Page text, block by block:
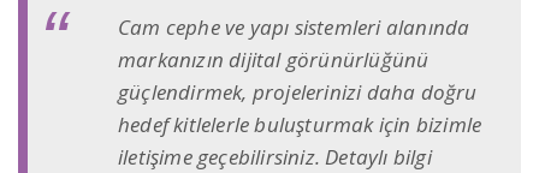
Cam cephe ve yapı sistemleri alanında
markanızın dijital görünürlüğünü
güçlendirmek, projelerinizi daha doğru
hedef kitlelerle buluşturmak için bizimle
iletişime geçebilirsiniz. Detaylı bilgi